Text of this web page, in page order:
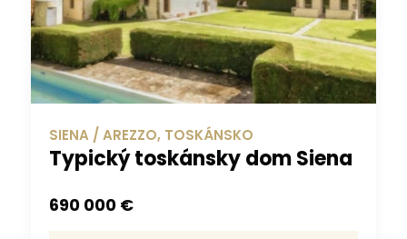
SIENA / AREZZO, TOSKÁNSKO
Typický toskánsky dom Siena
690 000 €